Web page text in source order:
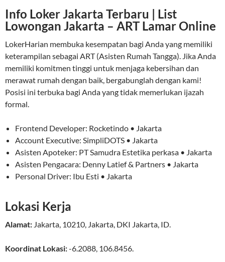
Info Loker Jakarta Terbaru | List
Lowongan Jakarta – ART Lamar Online
LokerHarian membuka kesempatan bagi Anda yang memiliki
keterampilan sebagai ART (Asisten Rumah Tangga). Jika Anda
memiliki komitmen tinggi untuk menjaga kebersihan dan
merawat rumah dengan baik, bergabunglah dengan kami!
Posisi ini terbuka bagi Anda yang tidak memerlukan ijazah
formal.
Frontend Developer: Rocketindo • Jakarta
Account Executive: SimpliDOTS • Jakarta
Asisten Apoteker: PT Samudra Estetika perkasa • Jakarta
Asisten Pengacara: Denny Latief & Partners • Jakarta
Personal Driver: Ibu Esti • Jakarta
Lokasi Kerja
Alamat: Jakarta, 10210, Jakarta, DKI Jakarta, ID.
Koordinat Lokasi:-6.2088, 106.8456.